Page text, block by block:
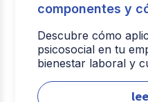
componentes y
Descubre cómo
psicosocial en tu
bienestar laboral y